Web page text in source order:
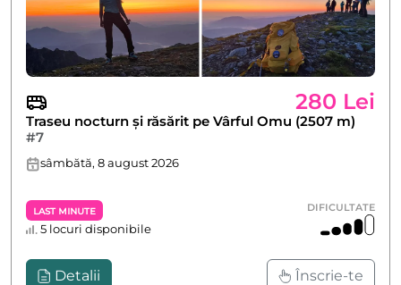
280 Lei
Traseu nocturn și răsărit pe Vârful Omu (2507 m)
#7
sâmbătă, 8 august 2026
Last Minute
5 locuri disponibile
DIFICULTATE
Detalii Înscrie-te